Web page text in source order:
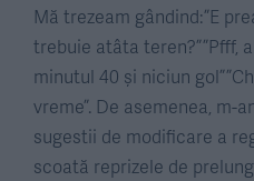
Mă trezeam gândind: ”E
trebuie atâta teren?” ”Pfff,
minutul 40 și niciun gol”
vreme”. De asemenea, m-
sugestii de modificare a
scoată reprizele de